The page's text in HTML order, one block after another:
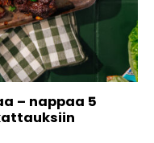
– nappaa 5